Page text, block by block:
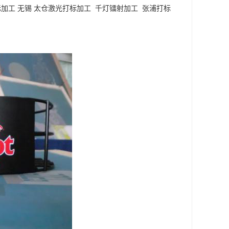
工 无锡 太仓激光打标加工 千灯镭射加工 张浦打标